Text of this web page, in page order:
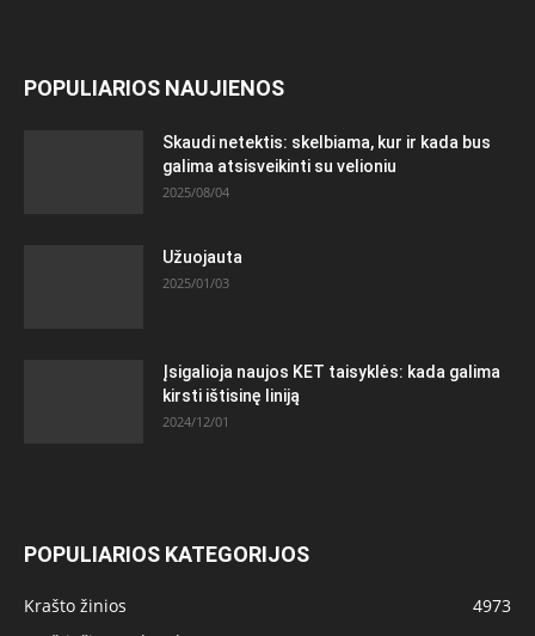
POPULIARIOS NAUJIENOS
Skaudi netektis: skelbiama, kur ir kada bus
galima atsisveikinti su velioniu
2025/08/04
Užuojauta
2025/01/03
Įsigalioja naujos KET taisyklės: kada galima
kirsti ištisinę liniją
2024/12/01
POPULIARIOS KATEGORIJOS
Krašto žinios
4973